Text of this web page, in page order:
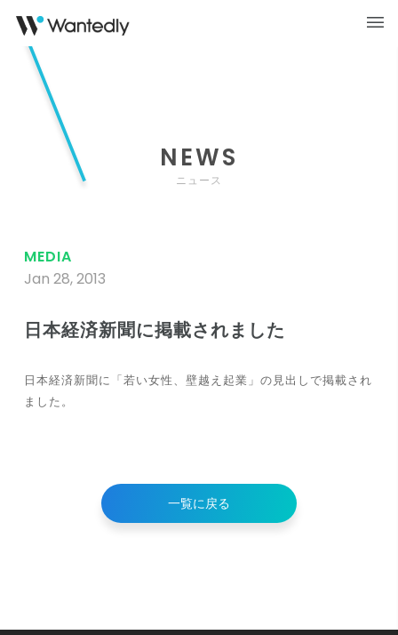
NEWS
ニュース
MEDIA
Jan 28, 2013
日本経済新聞に掲載されました
日本経済新聞に「若い女性、壁越え起業」の見出しで掲載され
ました。
一覧に戻る